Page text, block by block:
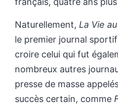
Naturellement, La Vie
le premier journal sportif
croire celui qui fut
nombreux autres
presse de masse
succès certain, comme